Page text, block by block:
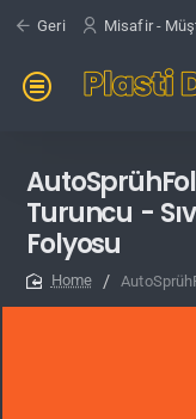
Geri Misafir -
Turuncu -
Folyosu